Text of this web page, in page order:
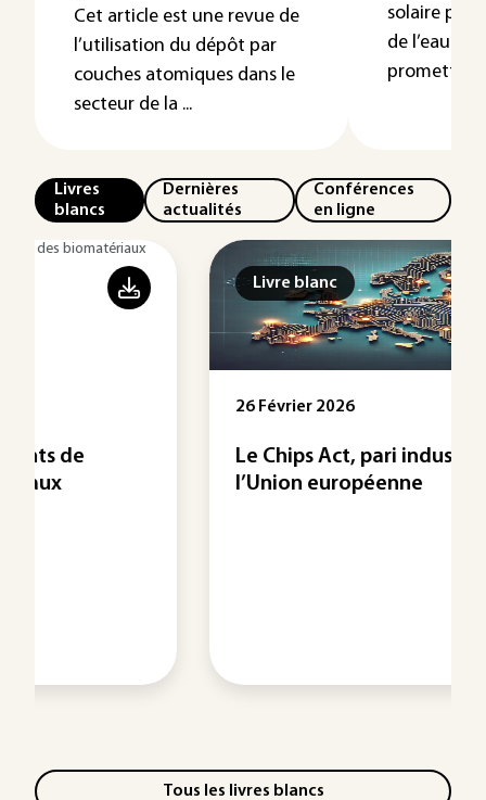
Cet article est une revue de
l’utilisation du dépôt par
couches atomiques dans le
secteur de la ...
solaire par
de l’eau
Livres
blancs
Dernières
actualités
Conférences
en ligne
Livre blanc
Le Chips Act, pari industriel de
l’Union européenne
Tous les livres blancs